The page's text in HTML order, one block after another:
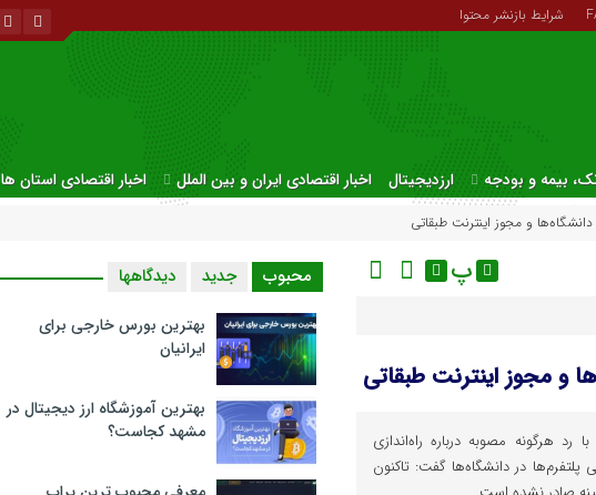
شرایط بازنشر محتوا
بیمه و بودجه ارزدیجیتال اخبار اقتصادی ایران و بین الملل اخبار اقتصادی استان ها
و مجوز اینترنت طبقاتی
پ
و مجوز اینترنت طبقاتی
رد هرگونه مصوبه درباره راه‌اندازی
پلتفرم‌ها در دانشگاه‌ها گفت: تاکنون
محبوب جدید دیدگاهها
بهترین بورس خارجی برای
ایرانیان
بهترین آموزشگاه ارز دیجیتال در
مشهد کجاست؟